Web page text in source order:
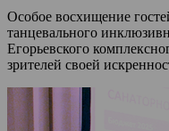
Особое восхищение
танцевального
Егорьевского
зрителей своей